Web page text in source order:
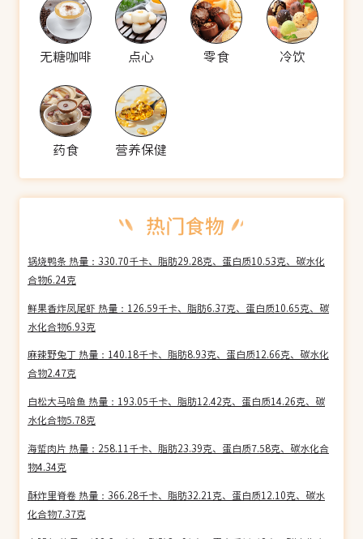
无糖咖啡 点心 零食 冷饮
药食 营养保健
锅烧鸭条 热量：330.70千卡、脂肪29.28克、蛋白质10.53克、碳水化
合物6.24克
鲜果香炸凤尾虾 热量：126.59千卡、脂肪6.37克、蛋白质10.65克、碳
水化合物6.93克
麻辣野兔丁 热量：140.18千卡、脂肪8.93克、蛋白质12.66克、碳水化
合物2.47克
白松大马哈鱼 热量：193.05千卡、脂肪12.42克、蛋白质14.26克、碳
水化合物5.78克
海蜇肉片 热量：258.11千卡、脂肪23.39克、蛋白质7.58克、碳水化合
物4.34克
酥炸里脊卷 热量：366.28千卡、脂肪32.21克、蛋白质12.10克、碳水
化合物7.37克